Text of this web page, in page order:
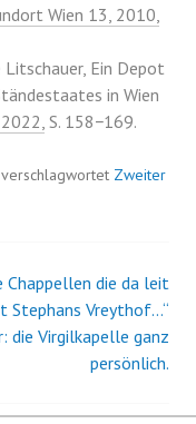
Wien 13, 2010,
Litschauer, Ein Depot
in Wien
S. 158−169.
verschlagwortet Zweiter
Chappellen die da leit
Stephans Vreythof…“
die Virgilkapelle ganz
persönlich.